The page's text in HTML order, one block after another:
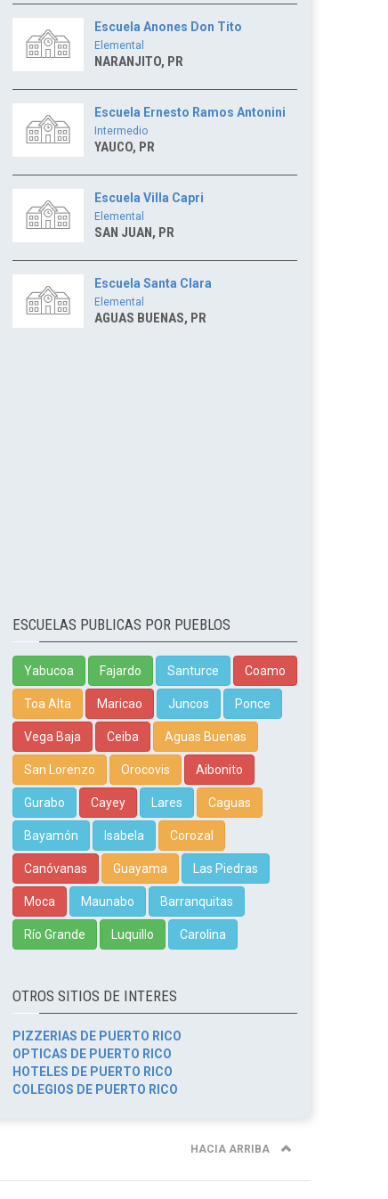
Escuela Anones Don Tito
Elemental
NARANJITO, PR
Escuela Ernesto Ramos Antonini
Intermedio
YAUCO, PR
Escuela Villa Capri
Elemental
SAN JUAN, PR
Escuela Santa Clara
Elemental
AGUAS BUENAS, PR
ESCUELAS PUBLICAS POR PUEBLOS
Yabucoa Fajardo Santurce Coamo
Toa Alta Maricao Juncos Ponce
Vega Baja Ceiba Aguas Buenas
San Lorenzo Orocovis Aibonito
Gurabo Cayey Lares Caguas
Bayamón Isabela Corozal
Canóvanas Guayama Las Piedras
Moca Maunabo Barranquitas
Río Grande Luquillo Carolina
OTROS SITIOS DE INTERES
PIZZERIAS DE PUERTO RICO
OPTICAS DE PUERTO RICO
HOTELES DE PUERTO RICO
COLEGIOS DE PUERTO RICO
HACIA ARRIBA